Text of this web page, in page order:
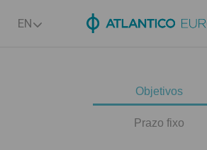
EN
EN
Why
Plans
Premium
Why
Corporate
Objetivos
Prazo fixo